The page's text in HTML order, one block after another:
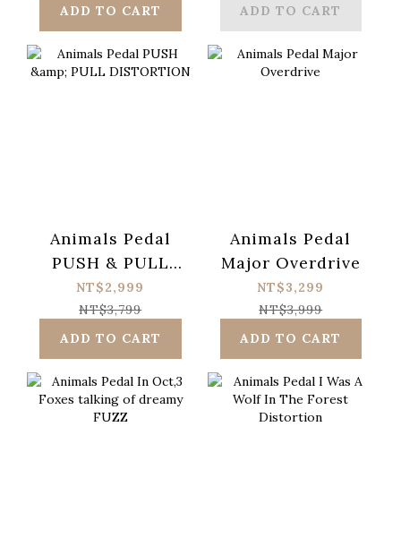
ADD TO CART
ADD TO CART
Animals Pedal
PUSH & PULL
DISTORTION
NT$2,999
NT$3,799
ADD TO CART
Animals Pedal
Major Overdrive
NT$3,299
NT$3,999
ADD TO CART